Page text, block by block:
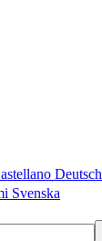
Deutsch
Svenska